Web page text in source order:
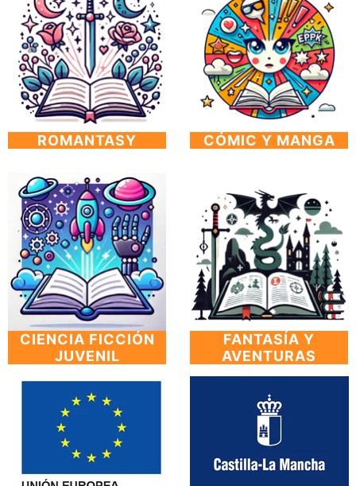
ROMANTASY CÓMIC Y MANGA
CIENCIA FICCIÓN
JUVENIL
FANTASÍA Y
AVENTURAS